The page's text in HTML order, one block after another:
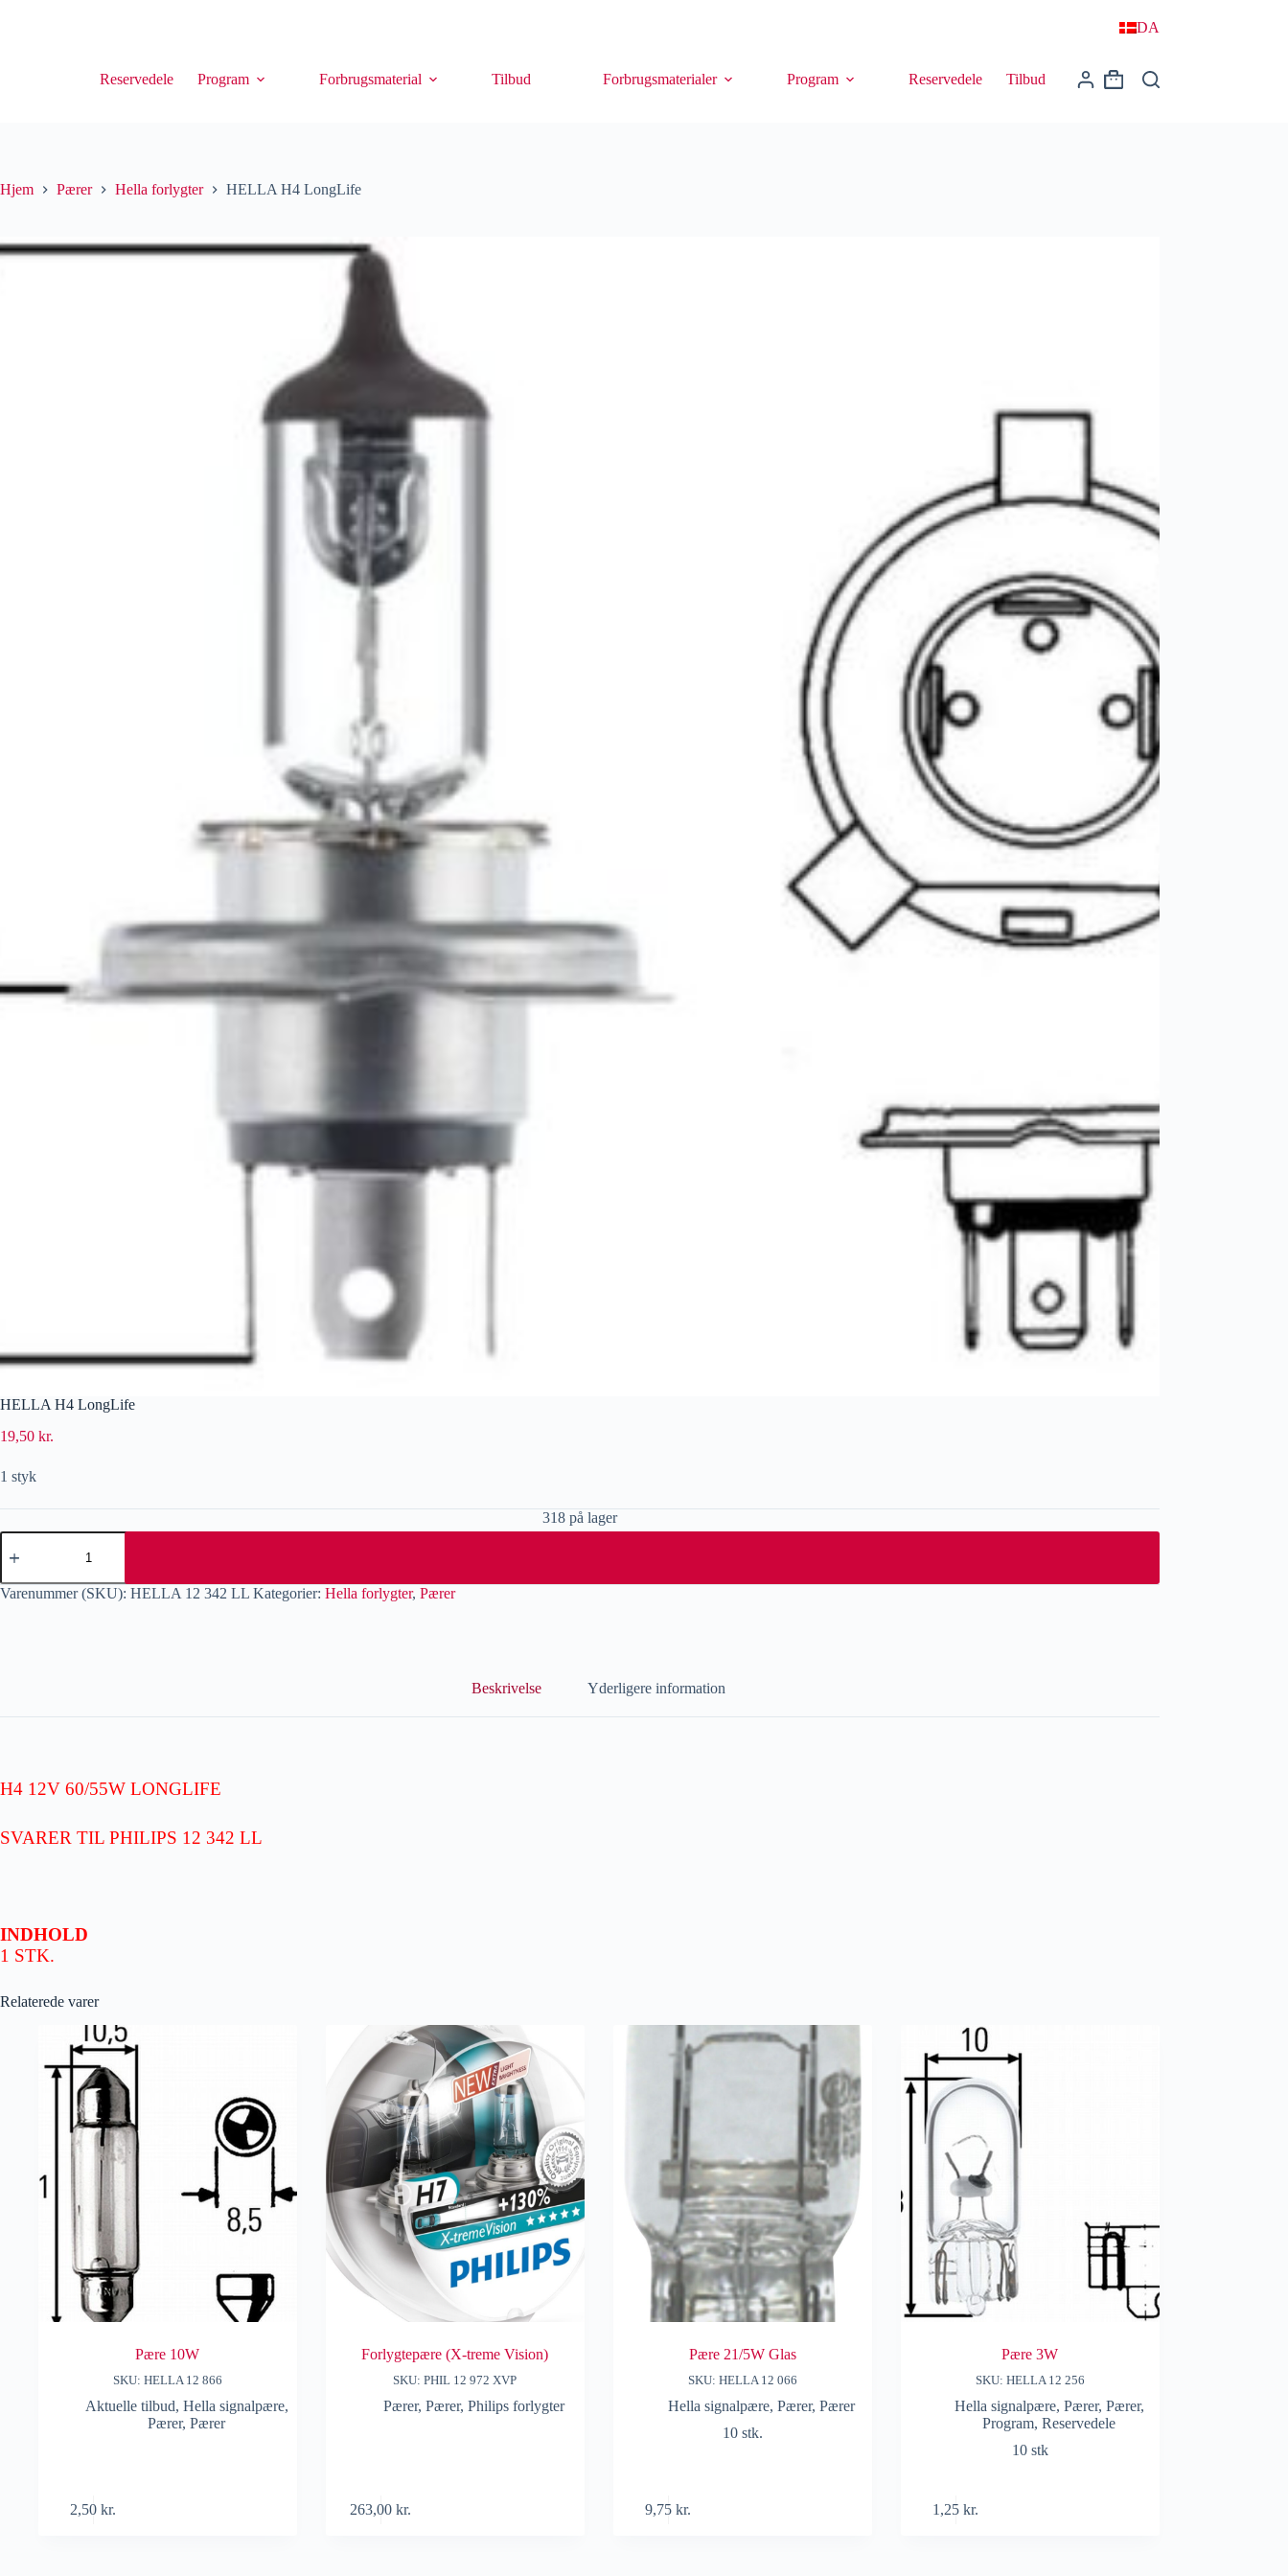
DA
Reservedele Program Forbrugsmaterial Tilbud Forbrugsmaterialer Program Reservedele Tilbud
Hjem Pærer Hella forlygter HELLA H4 LongLife
HELLA H4 LongLife
19,50 kr.
1 styk
318 på lager
Varenummer (SKU): HELLA 12 342 LL Kategorier: Hella forlygter, Pærer
Beskrivelse Yderligere information
H4 12V 60/55W LONGLIFE
SVARER TIL PHILIPS 12 342 LL
INDHOLD
1 STK.
Relaterede varer
Pære 10W
SKU: HELLA 12 866
Aktuelle tilbud, Hella signalpære,
Pærer,Pærer
2,50kr.
Forlygtepære (X-treme Vision)
SKU: PHIL 12 972 XVP
Pærer,Pærer,Philips forlygter
263,00kr.
Pære 21/5W Glas
SKU: HELLA 12 066
Hella signalpære,Pærer,Pærer
10 stk.
9,75kr.
Pære 3W
SKU: HELLA 12 256
Hella signalpære, Pærer, Pærer,
Program,Reservedele
10 stk
1,25kr.